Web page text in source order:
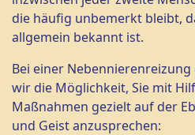
die häufig unbemerkt bleibt,
allgemein bekannt ist.
Bei einer
wir die Möglichkeit, Sie mit
Maßnahmen gezielt auf der
und Geist anzusprechen: